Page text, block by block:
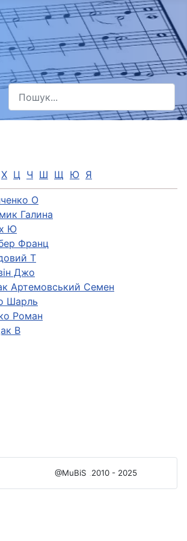
Пошук
Type 2 or more characters for results.
Х Ц Ч Ш Щ Ю Я
О
Галина
Ю
Франц
Т
Джо
Артемовський Семен
Шарль
Роман
В
@MuBiS 2010 - 2025